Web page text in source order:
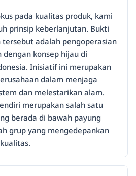
pada kualitas produk, kami
prinsip keberlanjutan. Bukti
adalah pengoperasian
konsep hijau di
Inisiatif ini merupakan
dalam menjaga
dan melestarikan alam.
merupakan salah satu
berada di bawah payung
grup yang mengedepankan